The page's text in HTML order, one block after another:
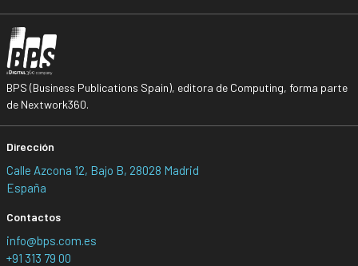
BPS (Business Publications Spain), editora de Computing, forma parte
de Nextwork360.
Dirección
Calle Azcona 12, Bajo B, 28028 Madrid
España
Contactos
info@bps.com.es
+91 313 79 00